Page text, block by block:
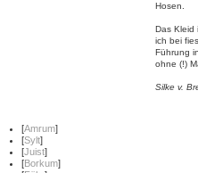
Hosen.
Das Kleid
ich bei
Führung
ohne (!)
Silke v.
[Amrum]
[Sylt]
[Juist]
[Borkum]